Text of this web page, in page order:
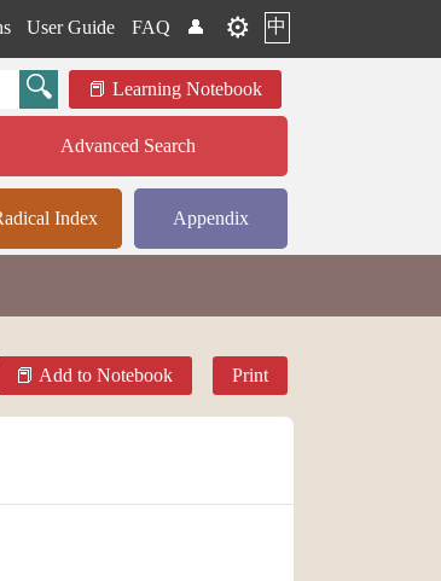
User Guide FAQ 👤 ⚙️ 中
Learning Notebook
Advanced Search
Index Appendix
Add to Notebook Print